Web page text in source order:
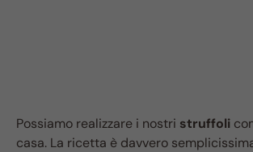
Possiamo realizzare i nostri struffoli
casa. La ricetta è davvero